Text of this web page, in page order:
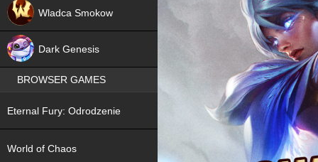
Wladca Smokow
Dark Genesis
BROWSER GAMES
Eternal Fury: Odrodzenie
World of Chaos